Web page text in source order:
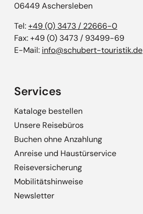
06449 Aschersleben
Tel:+49 (0) 3473 / 22666-0
Fax: +49 (0) 3473 / 93499-69
E-Mail: info@schubert-touristik.de
Services
Kataloge bestellen
Unsere Reisebüros
Buchen ohne Anzahlung
Anreise und Haustürservice
Reiseversicherung
Mobilitätshinweise
Newsletter